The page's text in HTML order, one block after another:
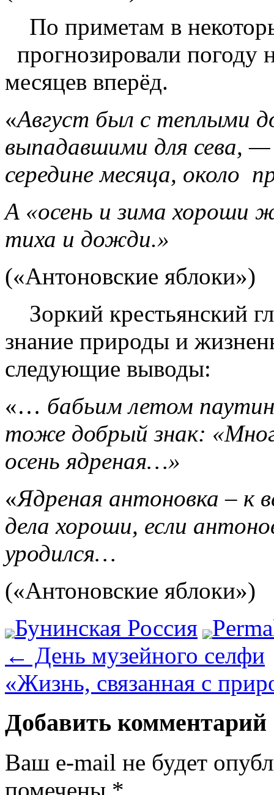
По приметам в
прогнозировали погоду
месяцев вперёд.
«Август был с теплыми
выпадавшими для сева,
середине месяца, около
А «осень и зима хороши
тиха и дожди.»
(«Антоновские яблоки»)
Зоркий крестьянский
знание природы и
следующие выводы:
«… бабьим летом
тоже добрый знак:
осень ядреная…»
«Ядреная антоновка – к
дела хороши, если
уродился…
(«Антоновские яблоки»)
Бунинская Россия
← День музейного селфи
«Жизнь, связанная с
Добавить комментарий
Ваш e-mail не будет
помечены *